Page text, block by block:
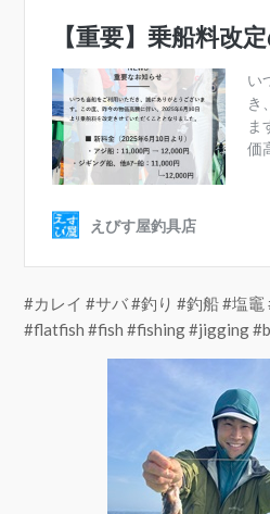
#カレイ #サバ #釣り #釣船 #塩
#flatfish #fish #fishing #jigging